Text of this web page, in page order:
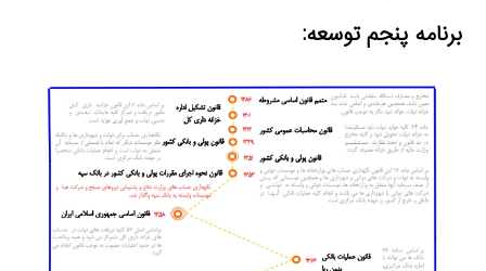
برنامه پنجم توسعه: